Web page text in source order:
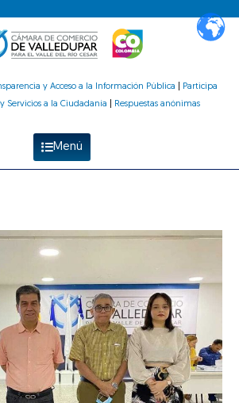
y Acceso a la Información Pública
Participa
Servicios a la Ciudadanía
Respuestas anónimas
Menú